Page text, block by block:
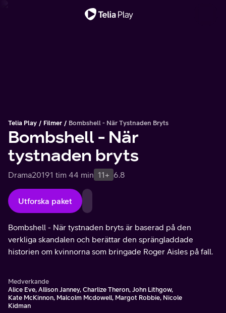
Telia Play Filmer Bombshell - När Tystnaden Bryts
Bombshell - När
tystnaden bryts
Drama20191 tim 44 min 11+ 6.8
Utforska paket
Bombshell - När tystnaden bryts är baserad på den
verkliga skandalen och berättar den sprängladdade
historien om kvinnorna som bringade Roger Aisles på fall.
Medverkande
Alice Eve, Allison Janney, Charlize Theron, John Lithgow,
Kate McKinnon, Malcolm Mcdowell, Margot Robbie, Nicole
Kidman